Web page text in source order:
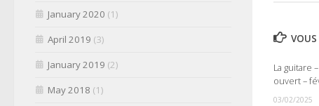
VOUS
La guitare
ouvert –
03/02/2025
January 2020 (1)
April 2019 (3)
January 2019 (2)
May 2018 (1)